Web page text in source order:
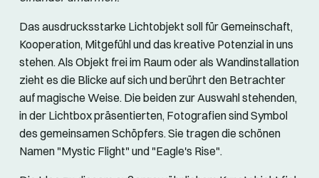
Das ausdrucksstarke Lichtobjekt soll für Gemeinschaft,
Kooperation, Mitgefühl und das kreative Potenzial in uns
stehen. Als Objekt frei im Raum oder als Wandinstallation
zieht es die Blicke auf sich und berührt den Betrachter
auf magische Weise. Die beiden zur Auswahl stehenden,
in der Lichtbox präsentierten, Fotografien sind Symbol
des gemeinsamen Schöpfers. Sie tragen die schönen
Namen "Mystic Flight" und "Eagle's Rise".